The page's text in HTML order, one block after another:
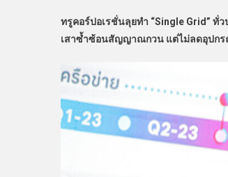
ทรูคอร์ปอเรชั่นลุยทำ “Single Grid” ทั่
เสาซ้ำซ้อนสัญญาณกวน แต่ไม่ลดอุปก